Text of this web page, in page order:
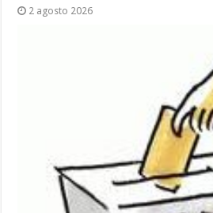
2 agosto 2026